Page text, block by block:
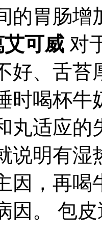
的胃肠增
可威 对
好、舌苔
时喝杯牛
丸适应
说明有
因，再喝
因。 包